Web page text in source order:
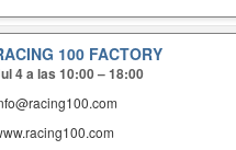
100 FACTORY
4 a las 10:00 – 18:00